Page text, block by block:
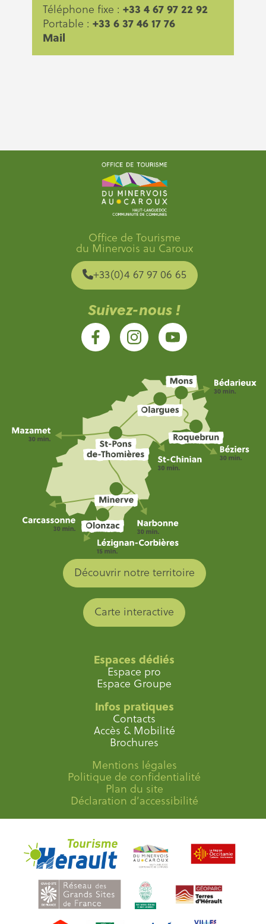
Téléphone fixe : +33 4 67 97 22 92
Portable : +33 6 37 46 17 76
Mail
Office de Tourisme
du Minervois au Caroux
+33(0)4 67 97 06 65
Suivez-nous !
Découvrir notre territoire
Carte interactive
Espaces dédiés
Espace pro
Espace Groupe
Infos pratiques
Contacts
Accès & Mobilité
Brochures
Mentions légales
Politique de confidentialité
Plan du site
Déclaration d’accessibilité